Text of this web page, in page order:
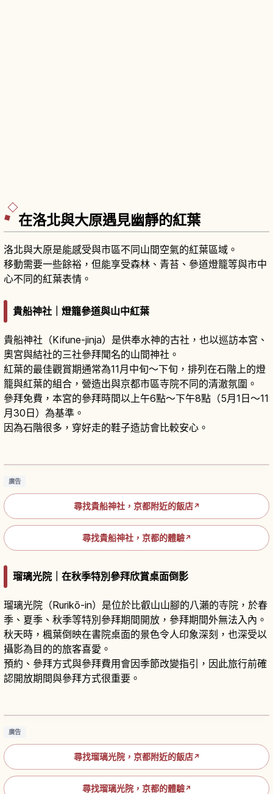
在洛北與大原遇見幽靜的紅葉
洛北與大原是能感受與市區不同山間空氣的紅葉區域。
移動需要一些餘裕，但能享受森林、青苔、參道燈籠等與市中
心不同的紅葉表情。
貴船神社｜燈籠參道與山中紅葉
貴船神社（Kifune-jinja）是供奉水神的古社，也以巡訪本宮、
奧宮與結社的三社參拜聞名的山間神社。
紅葉的最佳觀賞期通常為11月中旬～下旬，排列在石階上的燈
籠與紅葉的組合，營造出與京都市區寺院不同的清澈氛圍。
參拜免費，本宮的參拜時間以上午6點～下午8點（5月1日～11
月30日）為基準。
因為石階很多，穿好走的鞋子造訪會比較安心。
京都貴船神社攻略｜避暑聖地、川床料理與水占
廣告
尋找貴船神社，京都附近的飯店↗
尋找貴船神社，京都的體驗↗
瑠璃光院｜在秋季特別參拜欣賞桌面倒影
瑠璃光院（Rurikō-in）是位於比叡山山腳的八瀨的寺院，於春
季、夏季、秋季等特別參拜期間開放，參拜期間外無法入內。
秋天時，楓葉倒映在書院桌面的景色令人印象深刻，也深受以
攝影為目的的旅客喜愛。
預約、參拜方式與參拜費用會因季節改變指引，因此旅行前確
認開放期間與參拜方式很重要。
京都瑠璃光院攻略｜春秋特別開放與書院倒影絕
廣告
尋找瑠璃光院，京都附近的飯店↗
尋找瑠璃光院，京都的體驗↗